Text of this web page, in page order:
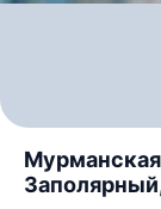
Мурманская